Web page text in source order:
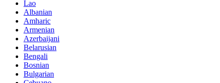
Lao
Albanian
Amharic
Armenian
Azerbaijani
Belarusian
Bengali
Bosnian
Bulgarian